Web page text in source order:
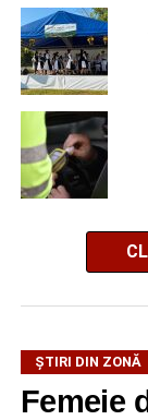
ŞTIRI DIN ZONĂ
Femeie